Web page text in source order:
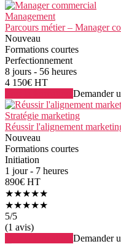
Management
Parcours métier – Manager
Nouveau
Formations courtes
Perfectionnement
8 jours - 56 heures
4 150€ HT
Demander
Stratégie marketing
Réussir l'alignement
Nouveau
Formations courtes
Initiation
1 jour - 7 heures
890€ HT
★★★★★
★★★★★
5/5
(1 avis)
Demander